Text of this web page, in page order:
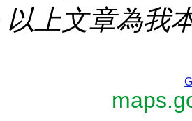
以上文章為我